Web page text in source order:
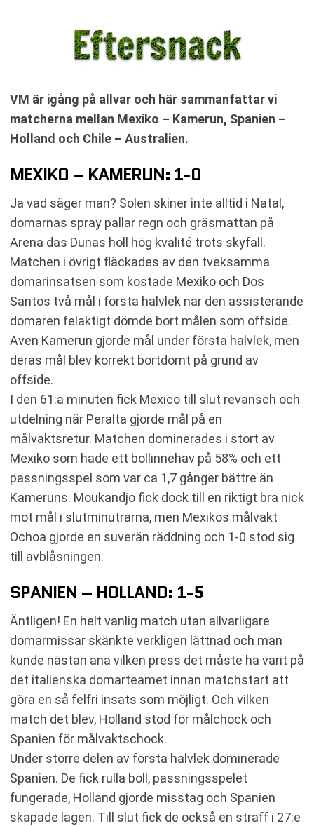
VM är igång på allvar och här sammanfattar vi
matcherna mellan Mexiko – Kamerun, Spanien –
Holland och Chile – Australien.
MEXIKO – KAMERUN: 1-0
Ja vad säger man? Solen skiner inte alltid i Natal,
domarnas spray pallar regn och gräsmattan på
Arena das Dunas höll hög kvalité trots skyfall.
Matchen i övrigt fläckades av den tveksamma
domarinsatsen som kostade Mexiko och Dos
Santos två mål i första halvlek när den assisterande
domaren felaktigt dömde bort målen som offside.
Även Kamerun gjorde mål under första halvlek, men
deras mål blev korrekt bortdömt på grund av
offside.
I den 61:a minuten fick Mexico till slut revansch och
utdelning när Peralta gjorde mål på en
målvaktsretur. Matchen dominerades i stort av
Mexiko som hade ett bollinnehav på 58% och ett
passningsspel som var ca 1,7 gånger bättre än
Kameruns. Moukandjo fick dock till en riktigt bra nick
mot mål i slutminutrarna, men Mexikos målvakt
Ochoa gjorde en suverän räddning och 1-0 stod sig
till avblåsningen.
SPANIEN – HOLLAND: 1-5
Äntligen! En helt vanlig match utan allvarligare
domarmissar skänkte verkligen lättnad och man
kunde nästan ana vilken press det måste ha varit på
det italienska domarteamet innan matchstart att
göra en så felfri insats som möjligt. Och vilken
match det blev, Holland stod för målchock och
Spanien för målvaktschock.
Under större delen av första halvlek dominerade
Spanien. De fick rulla boll, passningsspelet
fungerade, Holland gjorde misstag och Spanien
skapade lägen. Till slut fick de också en straff i 27:e